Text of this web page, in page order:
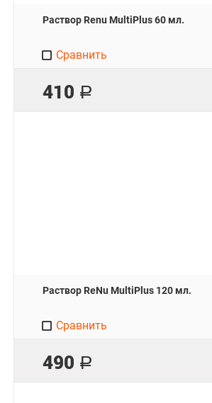
Раствор Renu MultiPlus 60 мл.
410 Р
Сравнить
Раствор ReNu MultiPlus 120 мл.
490 Р
Сравнить